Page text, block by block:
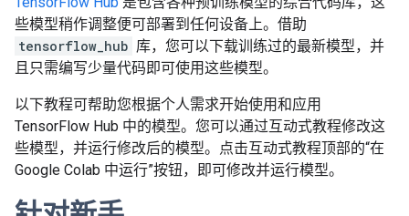
些模型稍作调整便可部署到任何设备上。借助
tensorflow_hub 库，您可以下载训练过的最新模型，并
且只需编写少量代码即可使用这些模型。
以下教程可帮助您根据个人需求开始使用和应用
TensorFlow Hub 中的模型。您可以通过互动式教程修改这
些模型，并运行修改后的模型。点击互动式教程顶部的“在
Google Colab 中运行”按钮，即可修改并运行模型。